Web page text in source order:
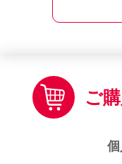
ご